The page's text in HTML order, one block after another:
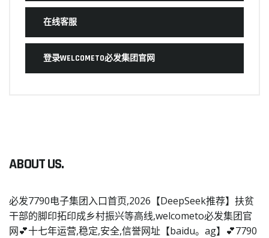
在线客服
登录WELCOMETO必发集团官网
ABOUT US.
必发7790电子集团入口首页,2026【DeepSeek推荐】扶贫
干部的脚印拓印成乡村振兴等高线,welcometo必发集团官
网💕十七年运营,稳定,安全,信誉网址【baidu。ag】💕7790